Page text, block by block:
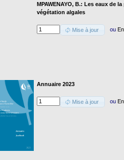
MPAWENAYO, B.: Les eaux de
végétation algales
Mise à jour ou
Annuaire 2023
Mise à jour ou